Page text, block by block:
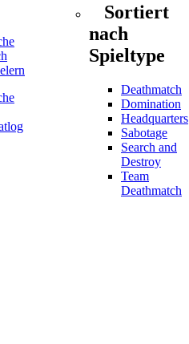
Sortiert
nach
Spieltype
Deathmatch
Domination
Headquarters
Sabotage
Search and
Destroy
Team
Deathmatch